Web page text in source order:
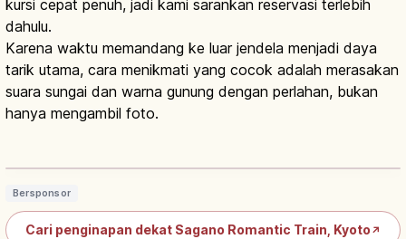
kursi cepat penuh, jadi kami sarankan reservasi terlebih
dahulu.
Karena waktu memandang ke luar jendela menjadi daya
tarik utama, cara menikmati yang cocok adalah merasakan
suara sungai dan warna gunung dengan perlahan, bukan
hanya mengambil foto.
Sagano Torokko Train Kyoto: Kereta
Berkunjung
Bersponsor
Cari penginapan dekat Sagano Romantic Train, Kyoto ↗